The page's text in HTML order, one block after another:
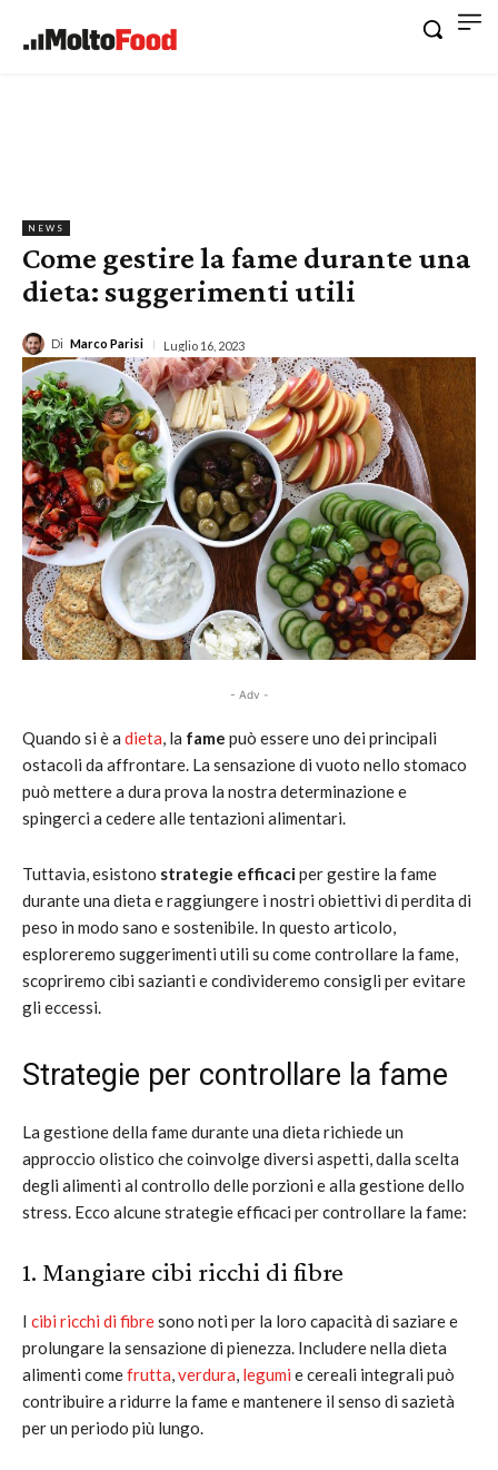
NEWS
Come gestire la fame durante una
dieta: suggerimenti utili
Di Marco Parisi Luglio 16, 2023
- Adv -
Quando si è a dieta, la fame può essere uno dei principali
ostacoli da affrontare. La sensazione di vuoto nello stomaco
può mettere a dura prova la nostra determinazione e
spingerci a cedere alle tentazioni alimentari.
Tuttavia, esistono strategie efficaciper gestire la fame
durante una dieta e raggiungere i nostri obiettivi di perdita di
peso in modo sano e sostenibile. In questo articolo,
esploreremo suggerimenti utili su come controllare la fame,
scopriremo cibi sazianti e condivideremo consigli per evitare
gli eccessi.
Strategie per controllare la fame
La gestione della fame durante una dieta richiede un
approccio olistico che coinvolge diversi aspetti, dalla scelta
degli alimenti al controllo delle porzioni e alla gestione dello
stress. Ecco alcune strategie efficaci per controllare la fame:
1. Mangiare cibi ricchi di fibre
I cibi ricchi di fibresono noti per la loro capacità di saziare e
prolungare la sensazione di pienezza. Includere nella dieta
alimenti comefrutta,verdura, legumi e cereali integrali può
contribuire a ridurre la fame e mantenere il senso di sazietà
per un periodo più lungo.